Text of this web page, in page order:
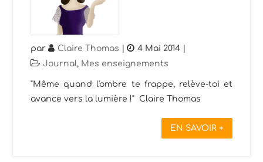
par Claire Thomas | 4 Mai 2014 |
Journal, Mes enseignements
"Même quand l'ombre te frappe, relève-toi et
avance vers la lumière !" Claire Thomas
EN SAVOIR +